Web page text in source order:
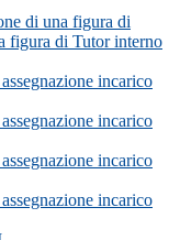
di una figura di
figura di Tutor interno
incarico
incarico
incarico
incarico